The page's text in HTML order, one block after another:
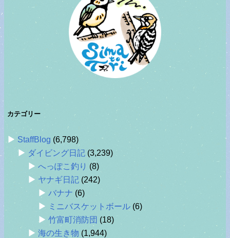
カテゴリー
StaffBlog (6,798)
ダイビング日記 (3,239)
へっぽこ釣り (8)
ヤナギ日記 (242)
バナナ (6)
ミニバスケットボール (6)
竹富町消防団 (18)
海の生き物 (1,944)